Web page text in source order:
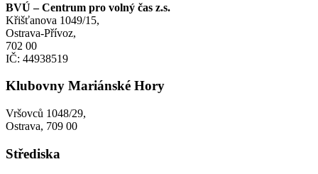
BVÚ – Centrum pro volný čas z.s.
Křišťanova 1049/15,
Ostrava-Přívoz,
702 00
IČ: 44938519
Klubovny Mariánské Hory
Vršovců 1048/29,
Ostrava, 709 00
Střediska